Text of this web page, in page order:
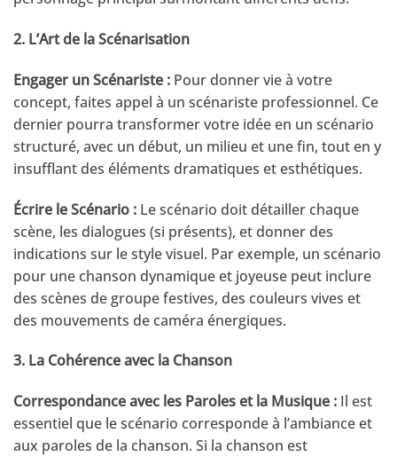
2. L’Art de la Scénarisation
Engager un Scénariste : Pour donner vie à votre
concept, faites appel à un scénariste professionnel. Ce
dernier pourra transformer votre idée en un scénario
structuré, avec un début, un milieu et une fin, tout en y
insufflant des éléments dramatiques et esthétiques.
Écrire le Scénario : Le scénario doit détailler chaque
scène, les dialogues (si présents), et donner des
indications sur le style visuel. Par exemple, un scénario
pour une chanson dynamique et joyeuse peut inclure
des scènes de groupe festives, des couleurs vives et
des mouvements de caméra énergiques.
3. La Cohérence avec la Chanson
Correspondance avec les Paroles et la Musique : Il est
essentiel que le scénario corresponde à l’ambiance et
aux paroles de la chanson. Si la chanson est